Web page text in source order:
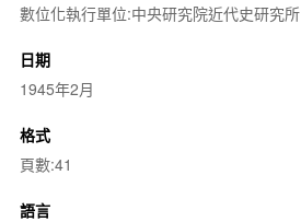
數位化執行單位:中央研究院近代史研究所
日期
1945年2月
格式
頁數:41
語言